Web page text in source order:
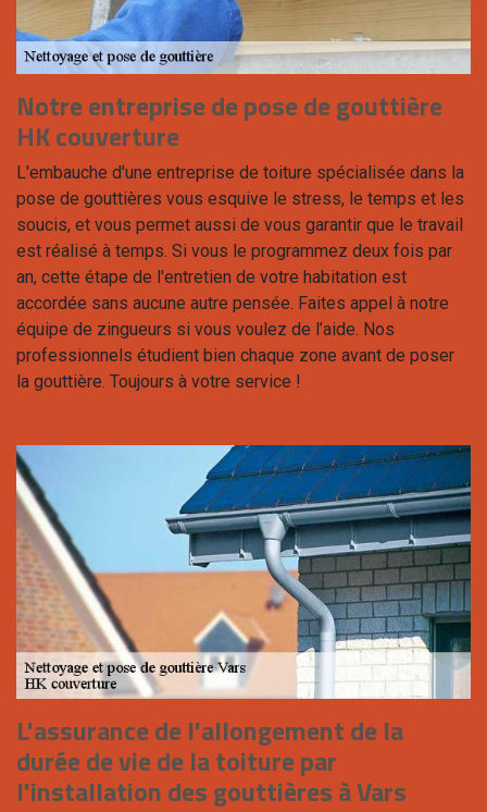
Notre entreprise de pose de gouttière
HK couverture
L'embauche d'une entreprise de toiture spécialisée dans la
pose de gouttières vous esquive le stress, le temps et les
soucis, et vous permet aussi de vous garantir que le travail
est réalisé à temps. Si vous le programmez deux fois par
an, cette étape de l'entretien de votre habitation est
accordée sans aucune autre pensée. Faites appel à notre
équipe de zingueurs si vous voulez de l’aide. Nos
professionnels étudient bien chaque zone avant de poser
la gouttière. Toujours à votre service !
L'assurance de l'allongement de la
durée de vie de la toiture par
l'installation des gouttières à Vars